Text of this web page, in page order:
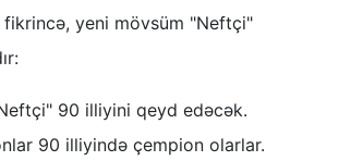
yeni mövsüm "Neftçi"
90 illiyini qeyd edəcək.
90 illiyində çempion olarlar.